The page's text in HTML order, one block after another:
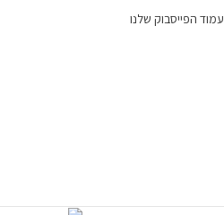
עמוד הפייסבוק שלנו